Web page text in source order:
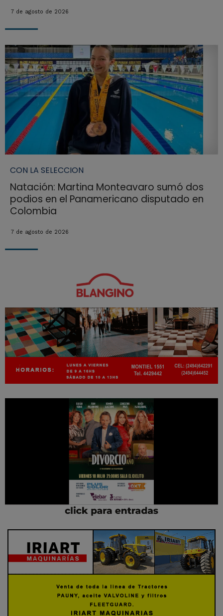
7 de agosto de 2026
CON LA SELECCION
Natación: Martina Monteavaro sumó dos
podios en el Panamericano disputado en
Colombia
7 de agosto de 2026